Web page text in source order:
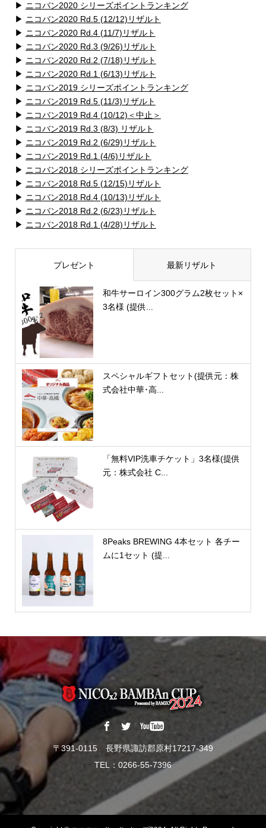
▶ ニコバン2020 シリーズポイントランキング
▶ ニコバン2020 Rd.5 (12/12)リザルト
▶ ニコバン2020 Rd.4 (11/7)リザルト
▶ ニコバン2020 Rd.3 (9/26)リザルト
▶ ニコバン2020 Rd.2 (7/18)リザルト
▶ ニコバン2020 Rd.1 (6/13)リザルト
▶ ニコバン2019 シリーズポイントランキング
▶ ニコバン2019 Rd.5 (11/3)リザルト
▶ ニコバン2019 Rd.4 (10/12)＜中止＞
▶ ニコバン2019 Rd.3 (8/3) リザルト
▶ ニコバン2019 Rd.2 (6/29)リザルト
▶ ニコバン2019 Rd.1 (4/6)リザルト
▶ ニコバン2018 シリーズポイントランキング
▶ ニコバン2018 Rd.5 (12/15)リザルト
▶ ニコバン2018 Rd.4 (10/13)リザルト
▶ ニコバン2018 Rd.2 (6/23)リザルト
▶ ニコバン2018 Rd.1 (4/28)リザルト
プレゼント 最新リザルト
和牛サーロイン300グラム2枚セット×
3名様 (提供...
スペシャルギフトセット(提供元：株
式会社中華･高...
「無料VIP洗車チケット」3名様(提供
元：株式会社 C...
8Peaks BREWING 4本セット 各チー
ムに1セット (提...
〒391-0115 長野県諏訪郡原村17217-349
TEL：0266-55-7396